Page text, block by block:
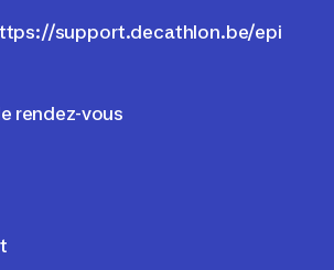
support.decathlon.be/epi
rendez-vous